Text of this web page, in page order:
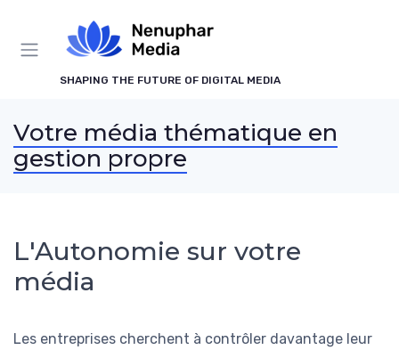
SHAPING THE FUTURE OF DIGITAL MEDIA
Votre média thématique en
gestion propre
L'Autonomie sur votre
média
Les entreprises cherchent à contrôler davantage leur